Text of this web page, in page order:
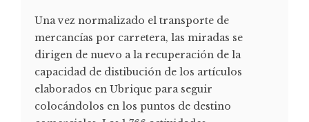
Una vez normalizado el transporte de
mercancías por carretera, las miradas se
dirigen de nuevo a la recuperación de la
capacidad de distibución de los artículos
elaborados en Ubrique para seguir
colocándolos en los puntos de destino